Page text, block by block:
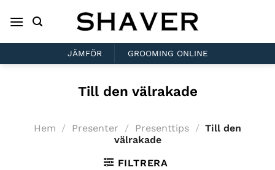
JÄMFÖR GROOMING ONLINE
Till den välrakade
Hem / Presenter / Presenttips / Till den
välrakade
FILTRERA